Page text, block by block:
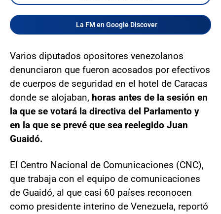
La FM en Google Discover
Varios diputados opositores venezolanos
denunciaron que fueron acosados por efectivos
de cuerpos de seguridad en el hotel de Caracas
donde se alojaban, horas antes de la sesión en
la que se votará la directiva del Parlamento y
en la que se prevé que sea reelegido Juan
Guaidó.
El Centro Nacional de Comunicaciones (CNC),
que trabaja con el equipo de comunicaciones
de Guaidó, al que casi 60 países reconocen
como presidente interino de Venezuela, reportó